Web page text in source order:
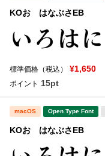
KOおゝはなぶさEB
標準価格（税込） ¥1,650
ポイント 15pt
macOS Open Type Font
KOおゝはなぶさEB